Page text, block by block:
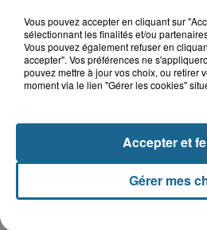
Dunkerque : trois femmes
la digue du Braek
Vous pouvez accepter en cliquant sur
sélectionnant les finalités et/ou
Vous pouvez également refuser en
accepter". Vos préférences ne
pouvez mettre à jour vos choix, ou retirer
moment via le lien "Gérer les cookies"
Gérer mes
Accepter et